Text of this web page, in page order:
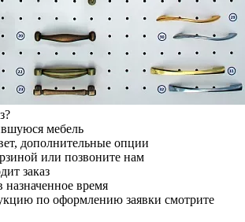
мебель
дополнительные опции
или позвоните нам
заказ
время
по оформлению заявки смотрите